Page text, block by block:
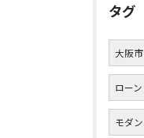
タグ
大阪市
ローン
モダン